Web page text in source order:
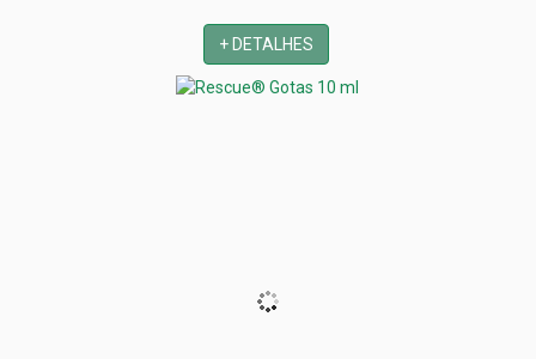
+ DETALHES